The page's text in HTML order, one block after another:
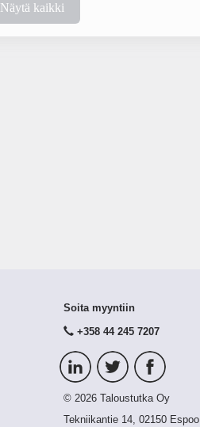
Näytä kaikki
Soita myyntiin
+358 44 245 7207
© 2026 Taloustutka Oy
Tekniikantie 14, 02150 Espoo